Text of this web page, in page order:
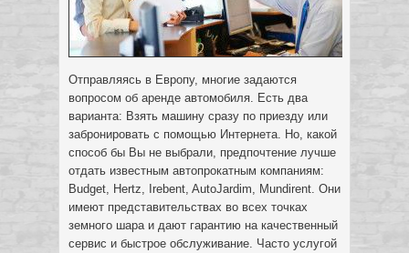
Отправляясь в Европу, многие задаются
вопросом об аренде автомобиля. Есть два
варианта: Взять машину сразу по приезду или
забронировать с помощью Интернета. Но, какой
способ бы Вы не выбрали, предпочтение лучше
отдать известным автопрокатным компаниям:
Budget, Hertz, Irebent, AutoJardim, Mundirent. Они
имеют представительствах во всех точках
земного шара и дают гарантию на качественный
сервис и быстрое обслуживание. Часто услугой